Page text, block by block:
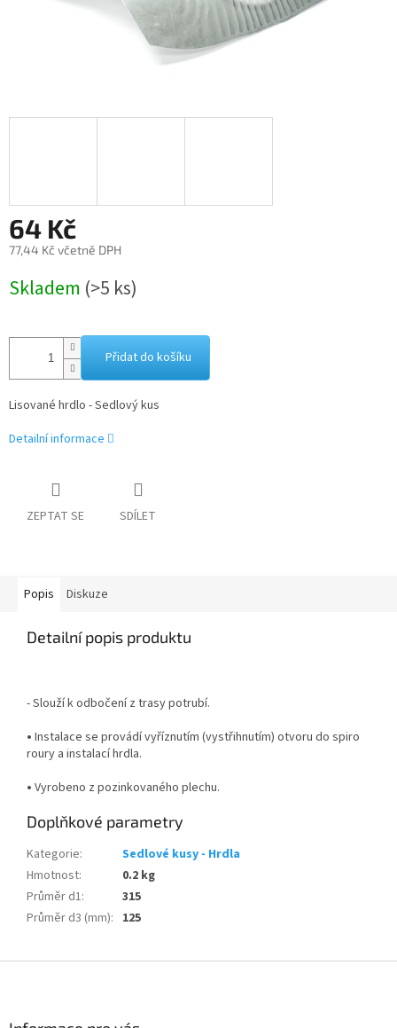
64 Kč
77,44 Kč včetně DPH
cena:
Skladem (>5 ks)
Přidat do košíku
Lisované hrdlo - Sedlový kus
Detailní informace
ZEPTAT SE SDÍLET
Popis Diskuze
Detailní popis produktu
- Slouží k odbočení z trasy potrubí.
• Instalace se provádí vyříznutím (vystřihnutím) otvoru do spiro
roury a instalací hrdla.
• Vyrobeno z pozinkovaného plechu.
Doplňkové parametry
Kategorie:
Sedlové kusy - Hrdla
Hmotnost:
0.2 kg
Průměr d1:
315
Průměr d3 (mm): 125